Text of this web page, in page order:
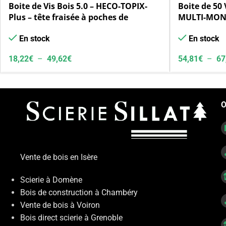
Boite de Vis Bois 5.0 – HECO-TOPIX-
Plus – tête fraisée à poches de
En stock
18,22€ – 49,62€
Boite de 50
MULTI-
En stock
54,81€ –
Vente de bois en Isère
Scierie à Domène
Bois de construction à Chambéry
Vente de bois à Voiron
Bois direct scierie à Grenoble